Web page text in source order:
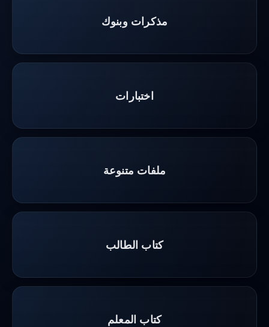
مذكرات وبنوك
اختبارات
ملفات متنوعة
كتاب الطالب
كتاب المعلم